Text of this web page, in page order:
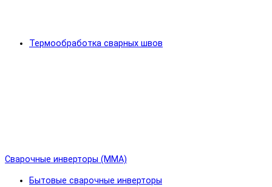
Термообработка сварных швов
Сварочные инверторы (MMA)
Бытовые сварочные инверторы